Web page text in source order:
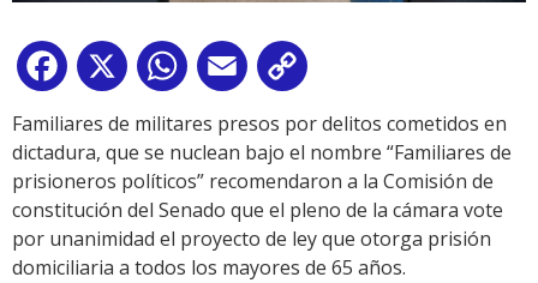
Facebook
X WhatsApp
Email
Link
Familiares de militares presos por delitos cometidos en
dictadura, que se nuclean bajo el nombre “Familiares de
prisioneros políticos” recomendaron a la Comisión de
constitución del Senado que el pleno de la cámara vote
por unanimidad el proyecto de ley que otorga prisión
domiciliaria a todos los mayores de 65 años.